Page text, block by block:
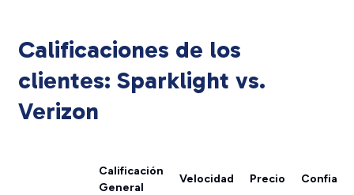
Calificaciones de los
clientes: Sparklight vs.
Verizon
Calificación
General
Velocidad Precio